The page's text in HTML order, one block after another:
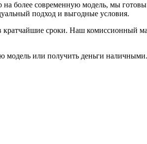
на более современную модель, мы
подход и выгодные условия.
сроки. Наш комиссионный
модель или получить деньги